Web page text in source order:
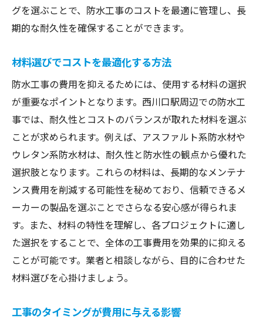
見積もりに隠れたコストを発見する
費用を抑えるための防水工事の賢い選択肢西川
短期的および長期的視点での選択肢
エコフレンドリーな材料でのコスト削減
簡易的な防水工事の選択肢
DIYで可能なメンテナンス方法
将来のアップグレードを見据えた選択
費用対効果の高い防水システムの採用
西川口駅で防水工事の失敗を避けるための注意
点
施工業者とのコミュニケーションが鍵
一般的な施工ミスとその回避策
プロジェクトのスケジュール管理の重要性
品質保証の確認とその意義
グを選ぶことで、防水工事のコストを最適に管理し、長
期的な耐久性を確保することができます。
材料選びでコストを最適化する方法
防水工事の費用を抑えるためには、使用する材料の選択
が重要なポイントとなります。西川口駅周辺での防水工
事では、耐久性とコストのバランスが取れた材料を選ぶ
ことが求められます。例えば、アスファルト系防水材や
ウレタン系防水材は、耐久性と防水性の観点から優れた
選択肢となります。これらの材料は、長期的なメンテナ
ンス費用を削減する可能性を秘めており、信頼できるメ
ーカーの製品を選ぶことでさらなる安心感が得られま
す。また、材料の特性を理解し、各プロジェクトに適し
た選択をすることで、全体の工事費用を効果的に抑える
ことが可能です。業者と相談しながら、目的に合わせた
材料選びを心掛けましょう。
工事のタイミングが費用に与える影響